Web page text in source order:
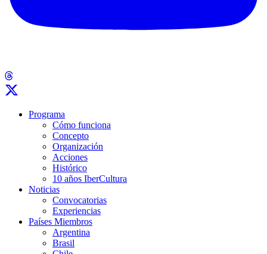
Programa
Cómo funciona
Concepto
Organización
Acciones
Histórico
10 años IberCultura
Noticias
Convocatorias
Experiencias
Países Miembros
Argentina
Brasil